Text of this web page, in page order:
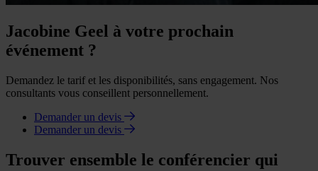
Jacobine Geel à votre prochain
événement ?
Demandez le tarif et les disponibilités, sans engagement. Nos
consultants vous conseillent personnellement.
Demander un devis
Demander un devis
Trouver ensemble le conférencier qui